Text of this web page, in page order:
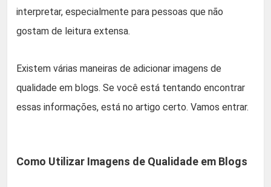
interpretar, especialmente para pessoas que não
gostam de leitura extensa.
Existem várias maneiras de adicionar imagens de
qualidade em blogs. Se você está tentando encontrar
essas informações, está no artigo certo. Vamos entrar.
Como Utilizar Imagens de Qualidade em Blogs